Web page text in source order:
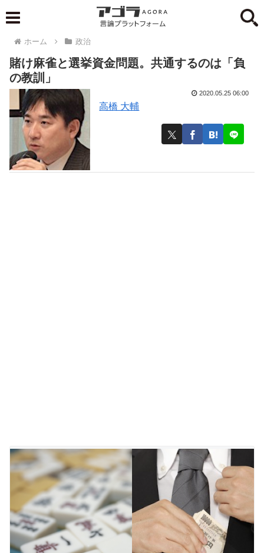
ホーム 政治
賭け麻雀と選挙資金問題。共通するのは「負
の教訓」
高橋 大輔
2020.05.25 06:00